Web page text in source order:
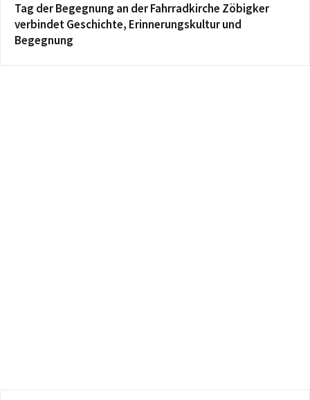
Tag der Begegnung an der Fahrradkirche Zöbigker
verbindet Geschichte, Erinnerungskultur und
Begegnung